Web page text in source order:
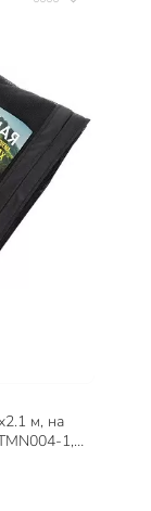
м, на
1,